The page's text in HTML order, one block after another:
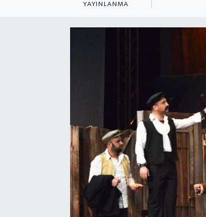
YAYINLANMA
Resmi İlan
Sağlık & Yaşam
Siyaset